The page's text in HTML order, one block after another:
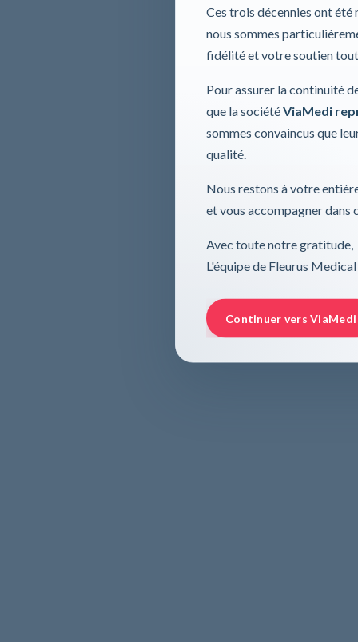
Ces trois décennies ont
nous sommes
fidélité et votre soutien
Pour assurer la continuité
que la sociétéViaMedi
sommes convaincus que
qualité.
Nous restons à votre
et vous accompagner dans
Avec toute notre gratitude,
L'équipe de Fleurus Medical
Continuer vers ViaMedi